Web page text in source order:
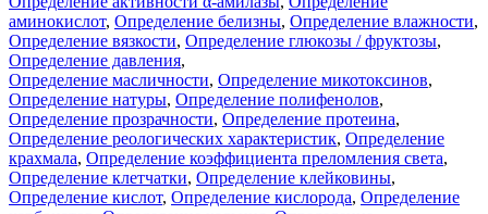
аминокислот, Определение белизны, Определение влажности,
Определение вязкости, Определение глюкозы / фруктозы,
Определение давления,
Определение масличности, Определение микотоксинов,
Определение натуры, Определение полифенолов,
Определение прозрачности, Определение протеина,
Определение реологических характеристик, Определение
крахмала, Определение коэффициента преломления света,
Определение клетчатки, Определение клейковины,
Определение кислот, Определение кислорода, Определение